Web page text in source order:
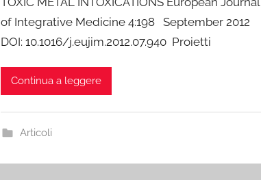
of Integrative Medicine 4:198 September 2012
DOI: 10.1016/j.eujim.2012.07.940 Proietti
Continua a leggere
Articoli